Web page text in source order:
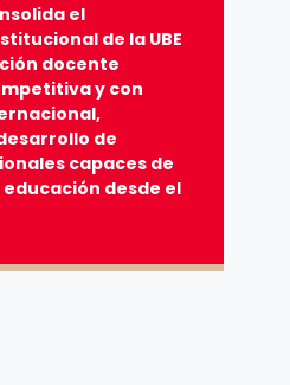
el
de la UBE
docente
y con
de
capaces de
desde el